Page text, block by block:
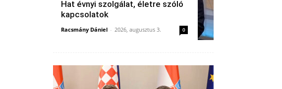
Hat évnyi szolgálat, életre szóló
kapcsolatok
Racsmány Dániel - 2026, augusztus 3. 0